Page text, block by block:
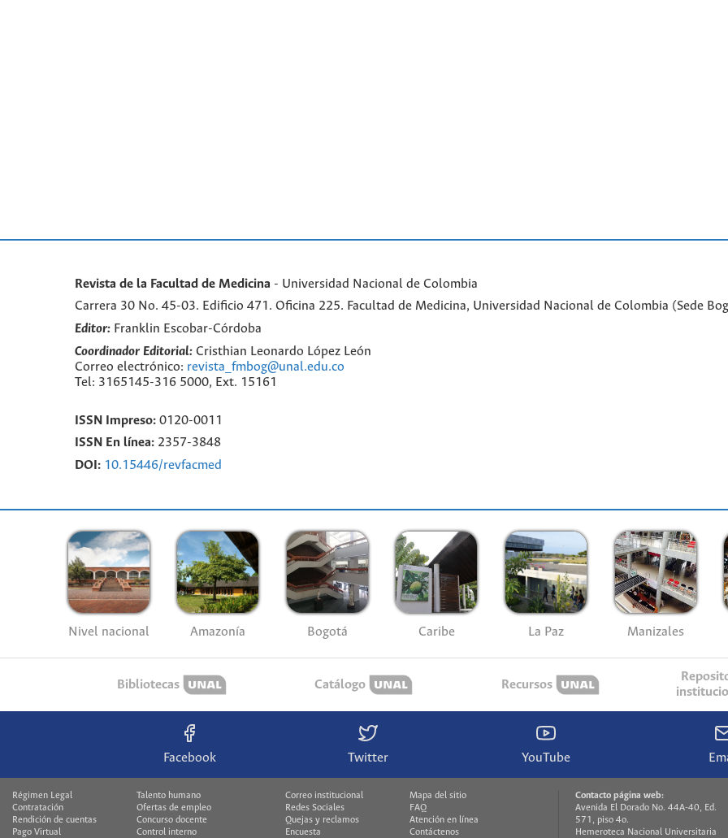
Revista de la Facultad de Medicina - Universidad Nacional de Colombia
Carrera 30 No. 45-03. Edificio 471. Oficina 225. Facultad de Medicina, Universidad Nacional de Colombia (Sede
Editor: Franklin Escobar-Córdoba
Coordinador Editorial: Cristhian Leonardo López León
Correo electrónico: revista_fmbog@unal.edu.co
Tel: 3165145-316 5000, Ext. 15161
ISSN Impreso: 0120-0011
ISSN En línea: 2357-3848
DOI: 10.15446/revfacmed
Nivel nacional Amazonía Bogotá Caribe La Paz Manizales
Bibliotecas Catálogo Recursos
Facebook Twitter YouTube
Régimen Legal
Talento humano
Contratación
Ofertas de empleo
Rendición de cuentas
Concurso docente
Pago Virtual
Control interno
Correo institucional
Mapa del sitio
Redes Sociales
FAQ
Quejas y reclamos
Atención en línea
Encuesta
Contáctenos
Contacto página web:
Avenida El Dorado No. 44A-40, Ed.
571, piso 4o.
Hemeroteca Nacional Universitaria